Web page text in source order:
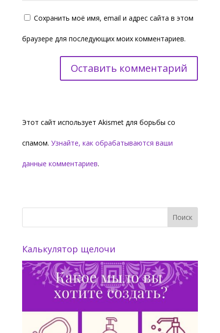
Сохранить моё имя, email и адрес сайта в этом
браузере для последующих моих комментариев.
Этот сайт использует Akismet для борьбы со
спамом. Узнайте, как обрабатываются ваши
данные комментариев.
Калькулятор щелочи